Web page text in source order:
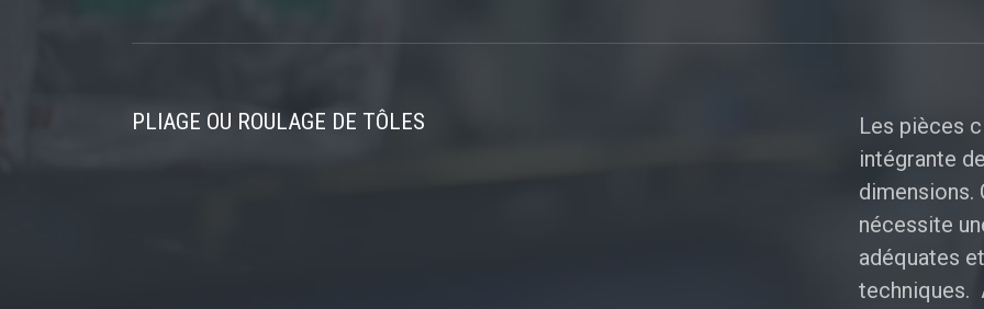
PLIAGE OU ROULAGE DE TÔLES
Les pièces
intégrante
dimensions.
nécessite
adéquates
techniques.